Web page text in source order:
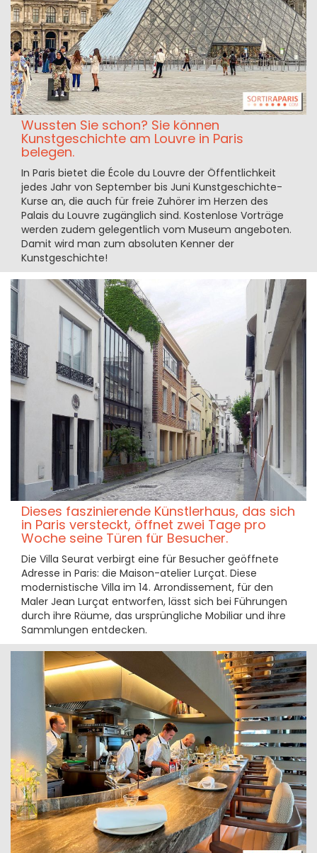
Wussten Sie schon? Sie können
Kunstgeschichte am Louvre in Paris
belegen.
In Paris bietet die École du Louvre der Öffentlichkeit
jedes Jahr von September bis Juni Kunstgeschichte-
Kurse an, die auch für freie Zuhörer im Herzen des
Palais du Louvre zugänglich sind. Kostenlose Vorträge
werden zudem gelegentlich vom Museum angeboten.
Damit wird man zum absoluten Kenner der
Kunstgeschichte!
Dieses faszinierende Künstlerhaus, das sich
in Paris versteckt, öffnet zwei Tage pro
Woche seine Türen für Besucher.
Die Villa Seurat verbirgt eine für Besucher geöffnete
Adresse in Paris: die Maison-atelier Lurçat. Diese
modernistische Villa im 14. Arrondissement, für den
Maler Jean Lurçat entworfen, lässt sich bei Führungen
durch ihre Räume, das ursprüngliche Mobiliar und ihre
Sammlungen entdecken.